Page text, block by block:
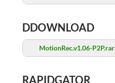
DDOWNLOAD
MotionRec.v1.06-P2P.rar
RAPIDGATOR